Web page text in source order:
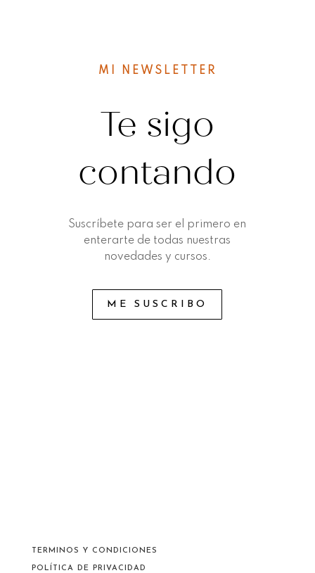
MI NEWSLETTER
Te sigo
contando
Suscríbete para ser el primero en
enterarte de todas nuestras
novedades y cursos.
ME SUSCRIBO
TERMINOS Y CONDICIONES
POLÍTICA DE PRIVACIDAD